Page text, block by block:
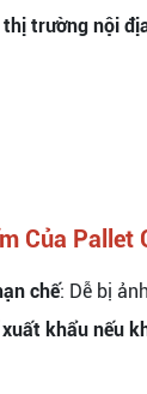
thị trường nội
Của Pallet
chế: Dễ bị
xuất khẩu nếu